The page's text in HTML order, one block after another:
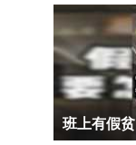
班上有假